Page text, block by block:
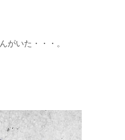
がいた・・・。